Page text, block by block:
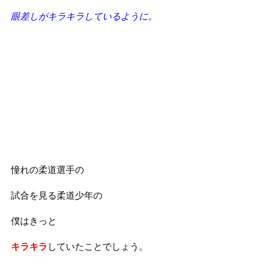
眼差しがキラキラしているように。
憧れの柔道選手の
試合を見る柔道少年の
僕はきっと
キラキラ していたことでしょう。